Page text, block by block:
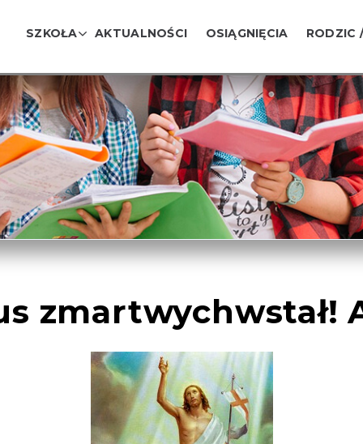
SZKOŁA AKTUALNOŚCI OSIĄGNIĘCIA RODZIC
zmartwychwstał!